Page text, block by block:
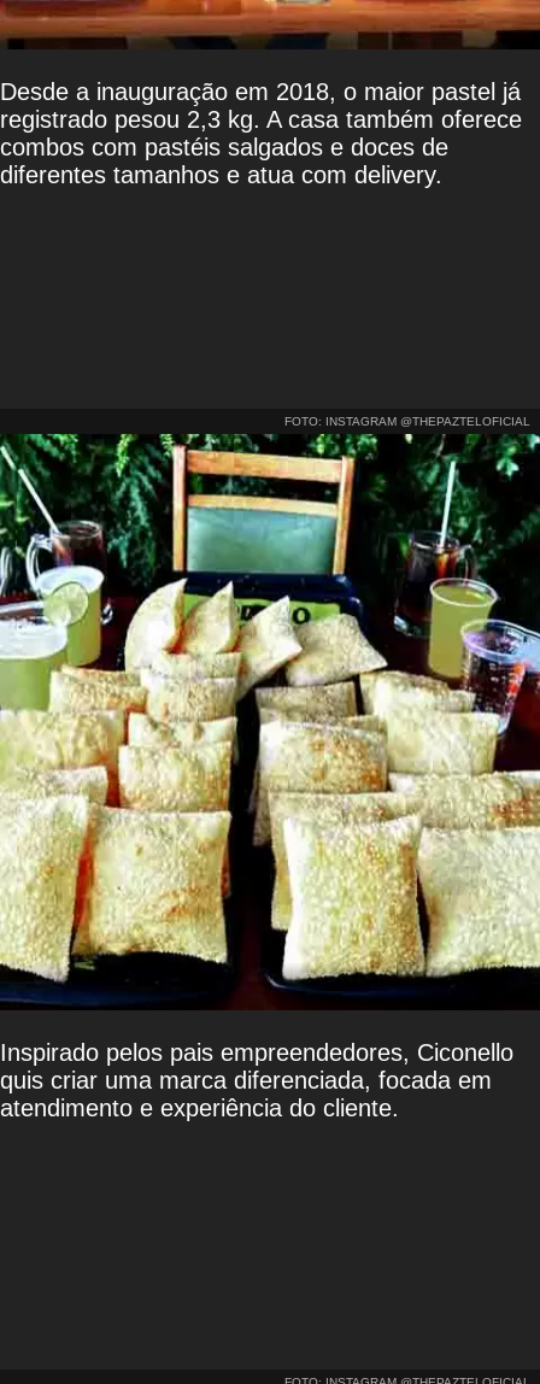
Desde a inauguração em 2018, o maior pastel já
registrado pesou 2,3 kg. A casa também oferece
combos com pastéis salgados e doces de
diferentes tamanhos e atua com delivery.
FOTO: INSTAGRAM @THEPAZTELOFICIAL
Inspirado pelos pais empreendedores, Ciconello
quis criar uma marca diferenciada, focada em
atendimento e experiência do cliente.